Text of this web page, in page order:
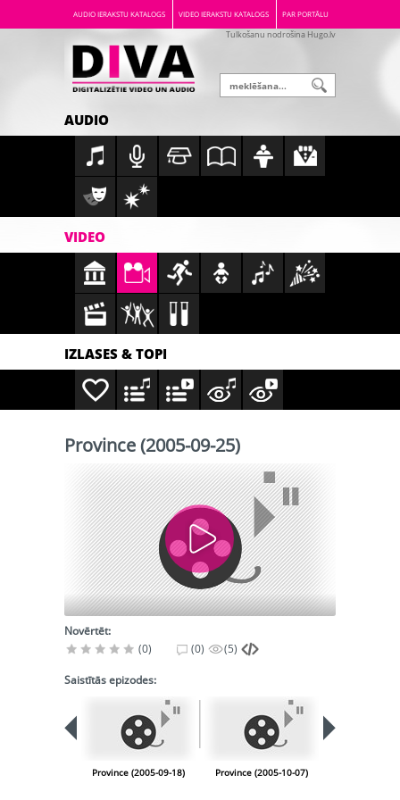
AUDIO IERAKSTU KATALOGS VIDEO IERAKSTU KATALOGS PAR PORTĀLU
Tulkošanu nodrošina Hugo.lv
AUDIO
VIDEO
IZLASES & TOPI
Province (2005-09-25)
Novērtēt:
(0)
(0) (5)
Saistītās epizodes:
Province (2005-09-18) Province (2005-10-07)